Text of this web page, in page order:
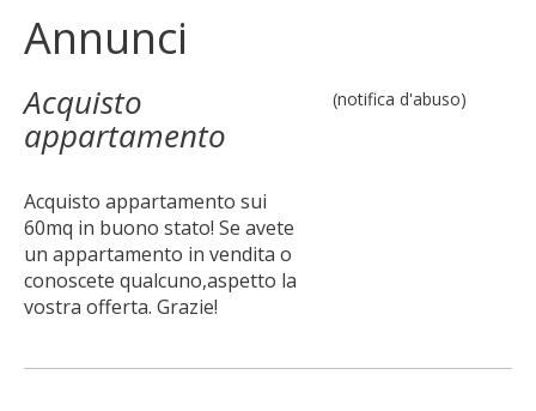
Annunci
Acquisto
appartamento
Acquisto appartamento sui
60mq in buono stato! Se avete
un appartamento in vendita o
conoscete qualcuno,aspetto la
vostra offerta. Grazie!
(notifica d'abuso)